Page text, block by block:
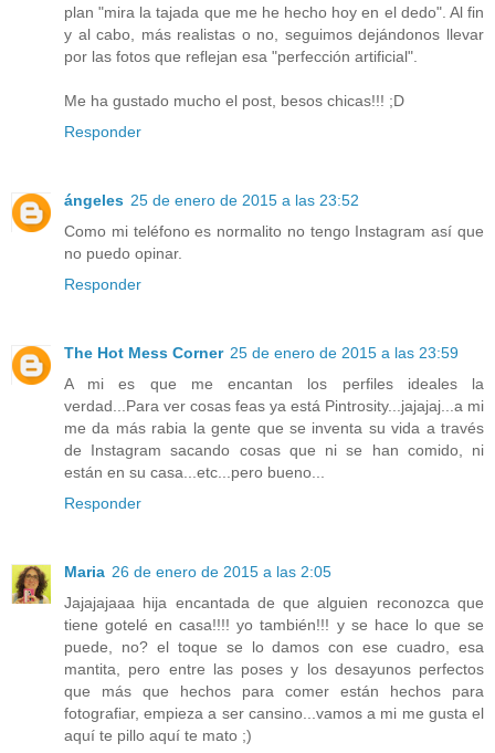
plan "mira la tajada que me he hecho hoy en el dedo". Al fin
y al cabo, más realistas o no, seguimos dejándonos llevar
por las fotos que reflejan esa "perfección artificial".
Me ha gustado mucho el post, besos chicas!!! ;D
Responder
ángeles 25 de enero de 2015 a las 23:52
Como mi teléfono es normalito no tengo Instagram así que
no puedo opinar.
Responder
The Hot Mess Corner 25 de enero de 2015 a las 23:59
A mi es que me encantan los perfiles ideales la
verdad...Para ver cosas feas ya está Pintrosity...jajajaj...a mi
me da más rabia la gente que se inventa su vida a través
de Instagram sacando cosas que ni se han comido, ni
están en su casa...etc...pero bueno...
Responder
Maria 26 de enero de 2015 a las 2:05
Jajajajaaa hija encantada de que alguien reconozca que
tiene gotelé en casa!!!! yo también!!! y se hace lo que se
puede, no? el toque se lo damos con ese cuadro, esa
mantita, pero entre las poses y los desayunos perfectos
que más que hechos para comer están hechos para
fotografiar, empieza a ser cansino...vamos a mi me gusta el
aquí te pillo aquí te mato ;)